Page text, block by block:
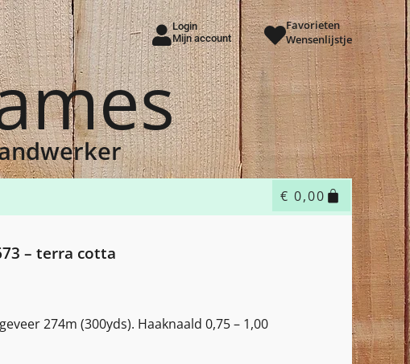
Login
Mijn account
Favorieten
Wensenlijstje
€ 0,00
– terra cotta
274m (300yds). Haaknaald 0,75 – 1,00